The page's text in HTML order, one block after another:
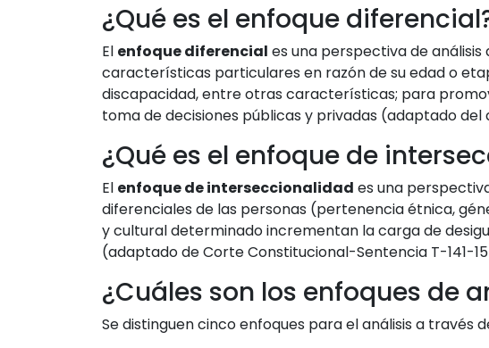
¿Qué es el enfoque
El enfoque diferencial es una perspectiva de
características particulares en razón de su edad o
discapacidad, entre otras características; para
toma de decisiones públicas y privadas (adaptado del
¿Qué es el enfoque de
El enfoque de interseccionalidad es una
diferenciales de las personas (pertenencia étnica,
y cultural determinado incrementan la carga de
(adaptado de Corte Constitucional-Sentencia T-141-
¿Cuáles son los enfoques de
Se distinguen cinco enfoques para el análisis a través